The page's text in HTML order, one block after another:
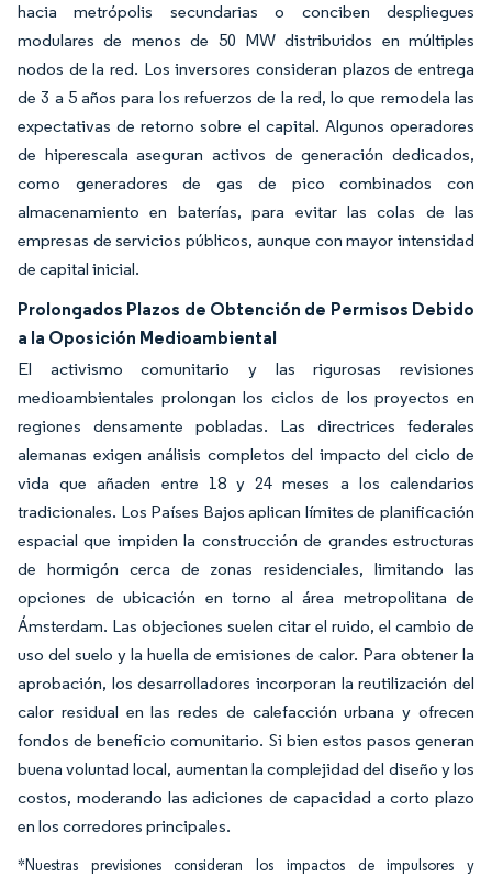
hacia metrópolis secundarias o conciben despliegues
modulares de menos de 50 MW distribuidos en múltiples
nodos de la red. Los inversores consideran plazos de entrega
de 3 a 5 años para los refuerzos de la red, lo que remodela las
expectativas de retorno sobre el capital. Algunos operadores
de hiperescala aseguran activos de generación dedicados,
como generadores de gas de pico combinados con
almacenamiento en baterías, para evitar las colas de las
empresas de servicios públicos, aunque con mayor intensidad
de capital inicial.
Prolongados Plazos de Obtención de Permisos Debido
a la Oposición Medioambiental
El activismo comunitario y las rigurosas revisiones
medioambientales prolongan los ciclos de los proyectos en
regiones densamente pobladas. Las directrices federales
alemanas exigen análisis completos del impacto del ciclo de
vida que añaden entre 18 y 24 meses a los calendarios
tradicionales. Los Países Bajos aplican límites de planificación
espacial que impiden la construcción de grandes estructuras
de hormigón cerca de zonas residenciales, limitando las
opciones de ubicación en torno al área metropolitana de
Ámsterdam. Las objeciones suelen citar el ruido, el cambio de
uso del suelo y la huella de emisiones de calor. Para obtener la
aprobación, los desarrolladores incorporan la reutilización del
calor residual en las redes de calefacción urbana y ofrecen
fondos de beneficio comunitario. Si bien estos pasos generan
buena voluntad local, aumentan la complejidad del diseño y los
costos, moderando las adiciones de capacidad a corto plazo
en los corredores principales.
*Nuestras previsiones consideran los impactos de impulsores y